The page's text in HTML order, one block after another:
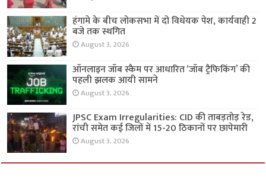
हंगामे के बीच लोकसभा में दो विधेयक पेश, कार्यवाही 2
बजे तक स्थगित
August 3, 2026
ऑनलाइन जॉब स्कैम पर आधारित ‘जॉब ट्रैफिकिंग’ की
पहली झलक आयी सामने
August 3, 2026
JPSC Exam Irregularities: CID की ताबड़तोड़ रेड,
रांची समेत कई जिलों में 15-20 ठिकानों पर छापेमारी
August 3, 2026